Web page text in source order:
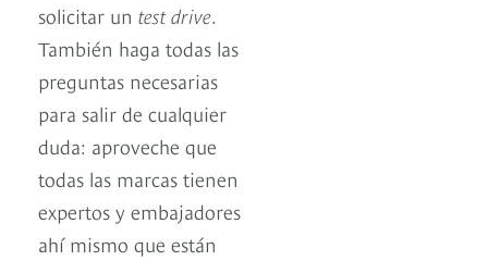
solicitar un test drive.
También haga todas las
preguntas necesarias
para salir de cualquier
duda: aproveche que
todas las marcas tienen
expertos y embajadores
ahí mismo que están